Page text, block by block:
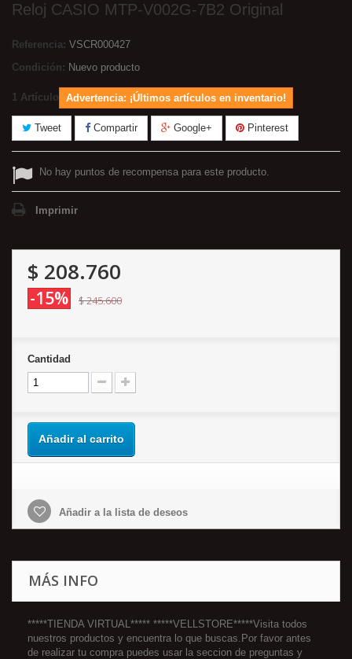
Reloj CASIO MTP-V002G-7B2 Original
Referencia: VSCR000427
Condición: Nuevo producto
1 Artículo Advertencia: ¡Últimos artículos en inventario!
Tweet Compartir Google+ Pinterest
No hay puntos de recompensa para este producto.
Imprimir
$ 208.760
-15% $ 245.600
Cantidad
Añadir al carrito
Añadir a la lista de deseos
MÁS INFO
*****TIENDA VIRTUAL***** *****VELLSTORE*****Visita todos
nuestros productos y encuentra lo que buscas.Por favor antes
de realizar tu compra puedes usar la seccion de preguntas y